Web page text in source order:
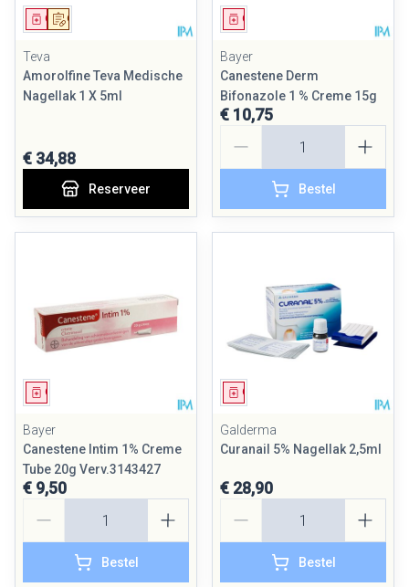
Op voorschrift
Geneesmiddel
Teva
Amorolfine Teva Medische
Nagellak 1 X 5ml
€ 34,88
Reserveer
Geneesmiddel
Bayer
Canestene Derm
Bifonazole 1 % Creme 15g
€ 10,75
Bestel
Geneesmiddel
Bayer
Canestene Intim 1% Creme
Tube 20g Verv.3143427
€ 9,50
Bestel
Geneesmiddel
Galderma
Curanail 5% Nagellak 2,5ml
€ 28,90
Bestel